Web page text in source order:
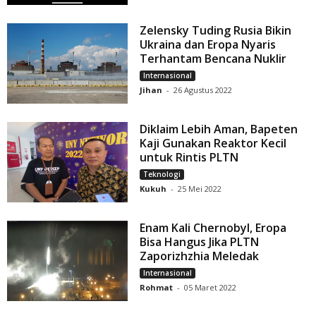
Zelensky Tuding Rusia Bikin
Ukraina dan Eropa Nyaris
Terhantam Bencana Nuklir
Internasional
Jihan - 26 Agustus 2022
Diklaim Lebih Aman, Bapeten
Kaji Gunakan Reaktor Kecil
untuk Rintis PLTN
Teknologi
Kukuh - 25 Mei 2022
Enam Kali Chernobyl, Eropa
Bisa Hangus Jika PLTN
Zaporizhzhia Meledak
Internasional
Rohmat - 05 Maret 2022